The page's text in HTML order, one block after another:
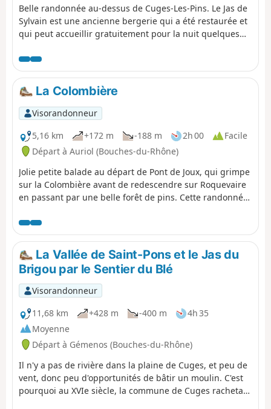
Belle randonnée au-dessus de Cuges-Les-Pins. Le Jas de
Sylvain est une ancienne bergerie qui a été restaurée et
qui peut accueillir gratuitement pour la nuit quelques
panoramas sur la plaine de Cuges. La randonnée est
accessible au départ et à l'arrivée par la ligne de bus
gratuit n°11 du Pays d'Aubagne et de l’Étoile.
La Colombière
Visorandonneur
5,16 km
+172 m -188 m 2h 00
Facile
Départ à Auriol (Bouches-du-Rhône)
Jolie petite balade au départ de Pont de Joux, qui grimpe
sur la Colombière avant de redescendre sur Roquevaire
en passant par une belle forêt de pins. Cette randonnée
commun gratuit du Pays d'Aubagne et de l'Étoile.
La Vallée de Saint-Pons et le Jas du
Brigou par le Sentier du Blé
Visorandonneur
11,68 km
+428 m -400 m
4h 35
Moyenne
Départ à Gémenos (Bouches-du-Rhône)
Il n'y a pas de rivière dans la plaine de Cuges, et peu de
vent, donc peu d'opportunités de bâtir un moulin. C'est
pourquoi au XVIe siècle, la commune de Cuges racheta